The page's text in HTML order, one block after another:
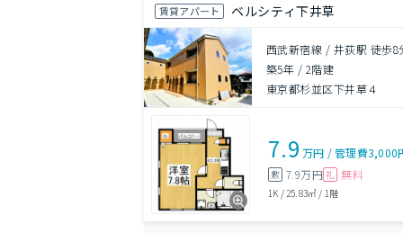
賃貸アパート ベルシティ下井草
西武新宿線 / 井荻駅 徒歩8
築5年 / 2階建
東京都杉並区下井草４
7.9 万円 /管理費3,000
敷 7.9万円 礼 無料
1K / 25.83㎡ / 1階